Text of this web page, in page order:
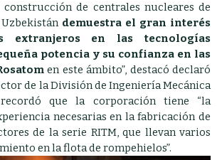
de centrales nucleares de
demuestra el gran interés
extranjeros en las tecnologías
potencia y su confianza en las
en este ámbito”, destacó declaró
de la División de Ingeniería Mecánica
que la corporación tiene “la
necesarias en la fabricación de
de la serie RITM, que llevan varios
en la flota de rompehielos”.